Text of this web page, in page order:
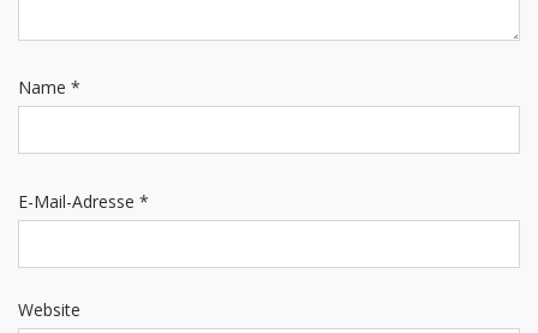
Name *
E-Mail-Adresse *
Website